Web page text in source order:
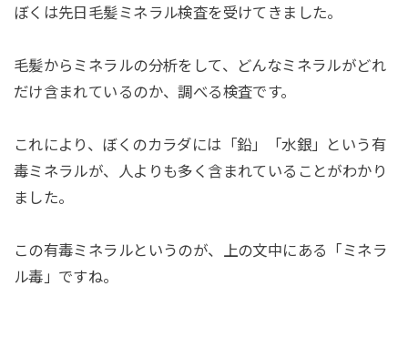
ぼくは先日毛髪ミネラル検査を受けてきました。
毛髪からミネラルの分析をして、どんなミネラルがどれ
だけ含まれているのか、調べる検査です。
これにより、ぼくのカラダには「鉛」「水銀」という有
毒ミネラルが、人よりも多く含まれていることがわかり
ました。
この有毒ミネラルというのが、上の文中にある「ミネラ
ル毒」ですね。